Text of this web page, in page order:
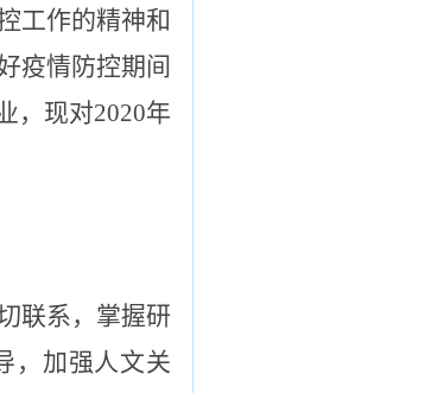
工作的精神和
疫情防控期间
，现对2020年
联系，掌握研
，加强人文关